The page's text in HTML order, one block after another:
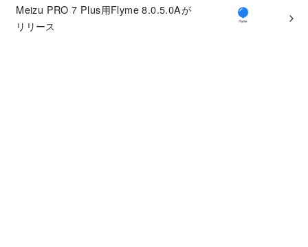
Meizu PRO 7 Plus用Flyme 8.0.5.0Aが
リリース